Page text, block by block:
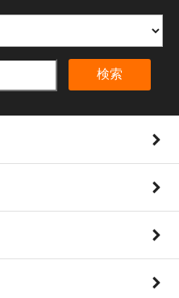
検索